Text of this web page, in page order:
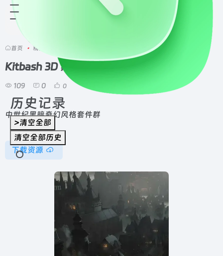
历史记录
>清空全部
清空全部历史
首页 • 精选资源
Kitbash 3D 黑暗奇幻（全格式）
109 0 0
中世纪黑暗奇幻风格套件群
下载资源